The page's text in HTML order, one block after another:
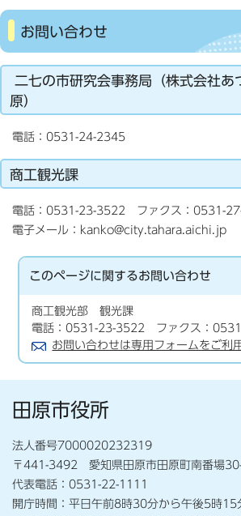
お問い合わせ
二七の市研究会事務局（株式会社あ
原）
電話：0531-24-2345
商工観光課
電話：0531-23-3522 ファクス：0531-
電子メール：kanko@city.tahara.aichi.jp
このページに関するお問い合わせ
商工観光部 観光課
電話：0531-23-3522 ファクス：
お問い合わせは専用フォームをご利
田原市役所
法人番号7000020232319
〒441-3492 愛知県田原市田原町南番場
代表電話：0531-22-1111
開庁時間：平日午前8時30分から午後5時15